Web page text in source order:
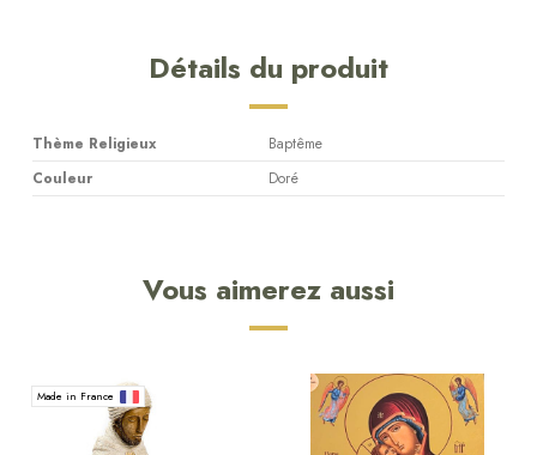
Détails du produit
Thème Religieux
Baptême
Couleur
Doré
Vous aimerez aussi
Made in France